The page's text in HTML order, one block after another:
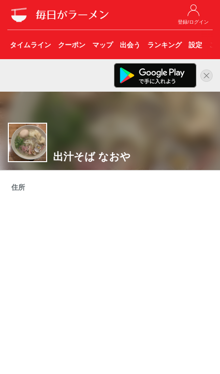
登録/ログイン
タイムライン クーポン マップ 出会う ランキング 設定 こ
出汁そば なおや
住所